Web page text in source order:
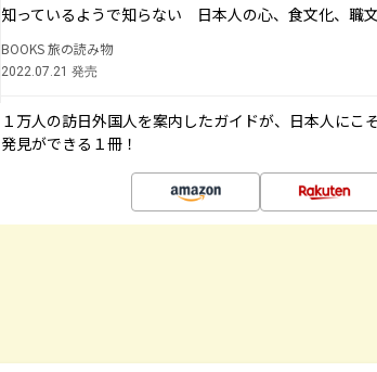
知っているようで知らない 日本人の心、食文化、職
BOOKS 旅の読み物
2022.07.21 発売
１万人の訪日外国人を案内したガイドが、日本人にこ
発見ができる１冊！